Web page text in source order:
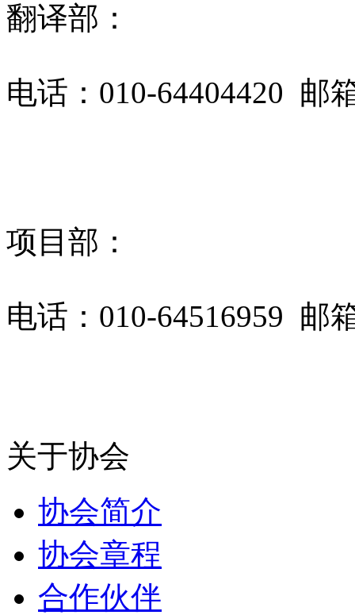
翻译部：
电话：010-64404420 邮
项目部：
电话：010-64516959 邮
关于协会
协会简介
协会章程
合作伙伴